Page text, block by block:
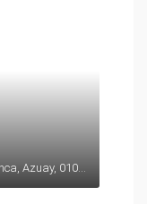
Viracochabamba, Cañaribamba, Cuenca, Azuay, 010104, Ecuador